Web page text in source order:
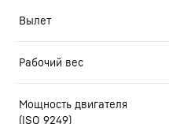
Вылет
Рабочий вес
Мощность двигателя
(ISO 9249)